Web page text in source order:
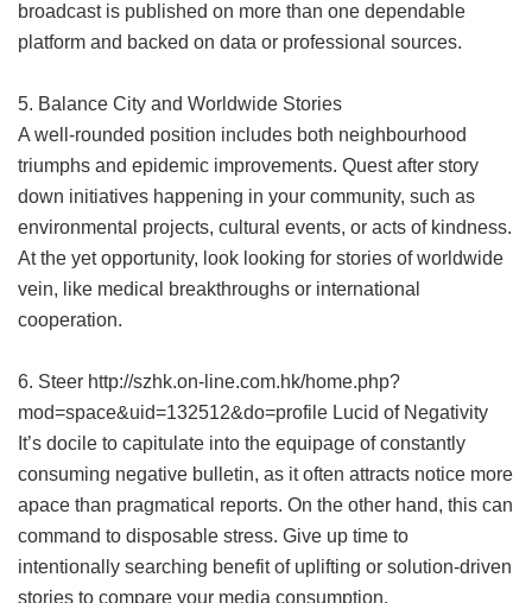
broadcast is published on more than one dependable
platform and backed on data or professional sources.
5. Balance City and Worldwide Stories
A well-rounded position includes both neighbourhood
triumphs and epidemic improvements. Quest after story
down initiatives happening in your community, such as
environmental projects, cultural events, or acts of kindness.
At the yet opportunity, look looking for stories of worldwide
vein, like medical breakthroughs or international
cooperation.
6. Steer http://szhk.on-line.com.hk/home.php?
mod=space&uid=132512&do=profile Lucid of Negativity
It’s docile to capitulate into the equipage of constantly
consuming negative bulletin, as it often attracts notice more
apace than pragmatical reports. On the other hand, this can
command to disposable stress. Give up time to
intentionally searching benefit of uplifting or solution-driven
stories to compare your media consumption.